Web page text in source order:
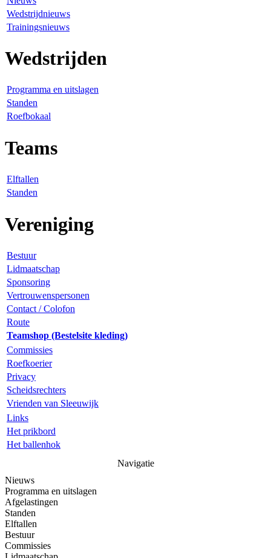
Wedstrijdnieuws
Trainingsnieuws
Wedstrijden
Programma en uitslagen
Standen
Roefbokaal
Teams
Elftallen
Standen
Vereniging
Bestuur
Lidmaatschap
Sponsoring
Vertrouwenspersonen
Contact / Colofon
Route
Teamshop (Bestelsite kleding)
Commissies
Roefkoerier
Privacy
Scheidsrechters
Vrienden van Sleeuwijk
Links
Het prikbord
Het ballenhok
Navigatie
Nieuws
Programma en uitslagen
Afgelastingen
Standen
Elftallen
Bestuur
Commissies